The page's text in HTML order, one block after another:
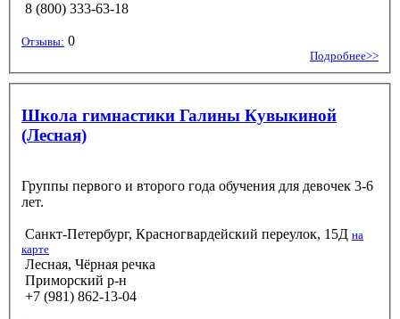
8 (800) 333-63-18
Отзывы: 0
Подробнее>>
Школа гимнастики Галины Кувыкиной
(Лесная)
Группы первого и второго года обучения для девочек 3-6
лет.
Санкт-Петербург, Красногвардейский переулок, 15Д на
карте
Лесная, Чёрная речка
Приморский р-н
+7 (981) 862-13-04